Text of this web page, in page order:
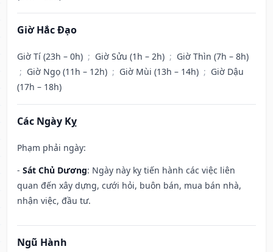
Giờ Hắc Đạo
Giờ Tí (23h – 0h) ; Giờ Sửu (1h – 2h) ; Giờ Thìn (7h – 8h)
; Giờ Ngọ (11h – 12h) ; Giờ Mùi (13h – 14h) ; Giờ Dậu
(17h – 18h)
Các Ngày Kỵ
Phạm phải ngày:
- Sát Chủ Dương: Ngày này kỵ tiến hành các việc liên
quan đến xây dựng, cưới hỏi, buôn bán, mua bán nhà,
nhận việc, đầu tư.
Ngũ Hành